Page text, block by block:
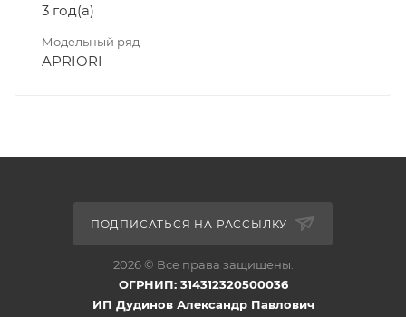
3 год(а)
Модельный ряд
APRIORI
ПОДПИСАТЬСЯ НА РАССЫЛКУ
2026 © Все права защищены.
ОГРНИП: 314312320500036
ИП Дудинов Александр Павлович